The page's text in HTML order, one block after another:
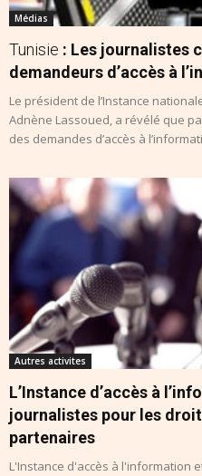
Médias
Tunisie : Les journalistes
demandeurs d’accès à
Le président de l’Instance
Adnène Lassoued, a révélé que
des demandes d’accès à
Autres activites
L’Instance d’accès à
journalistes pour les
partenaires
L'Instance d'accès à l'information